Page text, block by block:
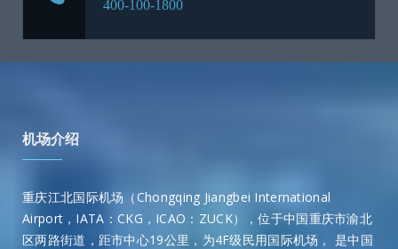
机场介绍
重庆江北国际机场（Chongqing Jiangbei International
Airport，IATA：CKG，ICAO：ZUCK），位于中国重庆市渝北
区两路街道，距市中心19公里，为4F级民用国际机场， 是中国